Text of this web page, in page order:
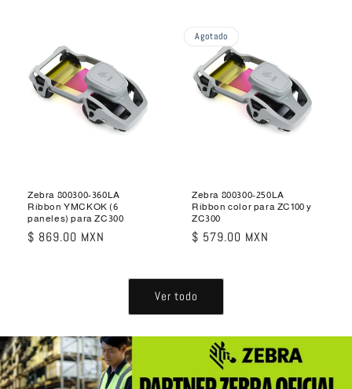
Zebra 800300-360LA
Ribbon YMCKOK (6
paneles) para ZC300
Precio
$ 869.00 MXN
Agotado
Zebra 800300-250LA
Ribbon color para ZC100 y
ZC300
Precio
$ 579.00 MXN
Ver todo